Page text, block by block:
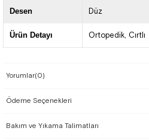
Desen Düz
Ürün Detayı Ortopedik Cırtlı
Yorumlar(0)
Ödeme Seçenekleri
Bakım ve Yıkama Talimatları